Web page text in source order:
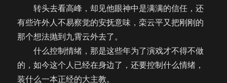
转头去看高峰，却见他眼神中是满满的信任，还
有些许外人不易察觉的安抚意味，栾云平又把刚刚的
那个想法抛到九霄云外去了。
什么控制情绪，那是这些年为了演戏才不得不做
的，如今这个人已经在身边了，还要控制什么情绪，
装什么一本正经的大主教。